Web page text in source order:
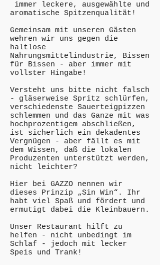
immer leckere, ausgewählte und
aromatische Spitzenqualität!
Gemeinsam mit unseren Gästen
wehren wir uns gegen die
haltlose
Nahrungsmittelindustrie, Bissen
für Bissen - aber immer mit
vollster Hingabe!
Versteht uns bitte nicht falsch
- gläserweise Spritz schlürfen,
verschiedenste Sauerteigpizzen
schlemmen und das Ganze mit was
hochprozentigem abschließen,
ist sicherlich ein dekadentes
Vergnügen - aber fällt es mit
dem Wissen, daß die lokalen
Produzenten unterstützt werden,
nicht leichter?
Hier bei GAZZO nennen wir
dieses Prinzip „Sin Win“. Ihr
habt viel Spaß und fördert und
ermutigt dabei die Kleinbauern.
Unser Restaurant hilft zu
helfen - nicht unbedingt im
Schlaf - jedoch mit lecker
Speis und Trank!